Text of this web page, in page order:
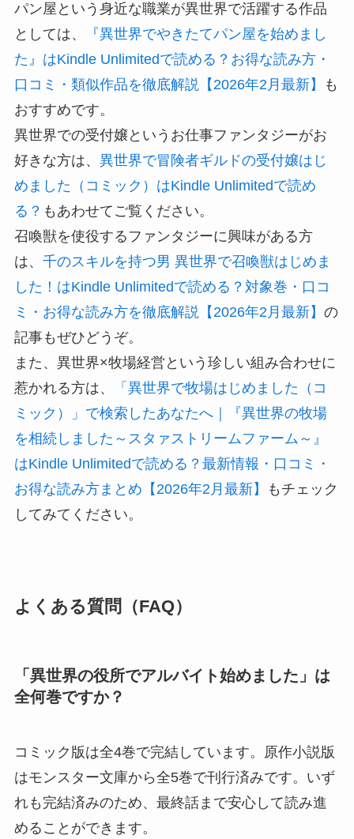
パン屋という身近な職業が異世界で活躍する作品
としては、
『異世界でやきたてパン屋を始めまし
た』はKindle Unlimitedで読める？お得な読み方・
口コミ・類似作品を徹底解説【2026年2月最新】
も
おすすめです。
異世界での受付嬢というお仕事ファンタジーがお
好きな方は、 異世界で冒険者ギルドの受付嬢はじ
めました（コミック）はKindle Unlimitedで読め
る？ もあわせてご覧ください。
召喚獣を使役するファンタジーに興味がある方
は、 千のスキルを持つ男 異世界で召喚獣はじめま
した！はKindle Unlimitedで読める？対象巻・口コ
ミ・お得な読み方を徹底解説【2026年2月最新】 の
記事もぜひどうぞ。
また、異世界×牧場経営という珍しい組み合わせに
惹かれる方は、
「異世界で牧場はじめました（コ
ミック）」で検索したあなたへ｜『異世界の牧場
を相続しました～スタァストリームファーム～』
はKindle Unlimitedで読める？最新情報・口コミ・
お得な読み方まとめ【2026年2月最新】
もチェック
してみてください。
よくある質問（FAQ）
「異世界の役所でアルバイト始めました」は
全何巻ですか？
コミック版は全4巻で完結しています。原作小説版
はモンスター文庫から全5巻で刊行済みです。いず
れも完結済みのため、最終話まで安心して読み進
めることができます。